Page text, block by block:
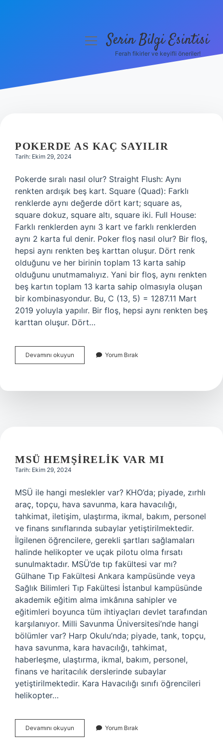
Hakkımızda
menüyüSerin Bilgi Esintisi
Ferah fikirler ve keyifli öneriler!
BILGI
ESINTISI
YAZILAR
POKERDE AS KAÇ SAYILIR
Tarih: Ekim 29, 2024
Pokerde sıralı nasıl olur? Straight Flush: Aynı
renkten ardışık beş kart. Square (Quad): Farklı
renklerde aynı değerde dört kart; square as,
square dokuz, square altı, square iki. Full House:
Farklı renklerden aynı 3 kart ve farklı renklerden
aynı 2 karta ful denir. Poker floş nasıl olur? Bir floş,
hepsi aynı renkten beş karttan oluşur. Dört renk
olduğunu ve her birinin toplam 13 karta sahip
olduğunu unutmamalıyız. Yani bir floş, aynı renkten
beş kartın toplam 13 karta sahip olmasıyla oluşan
bir kombinasyondur. Bu, C (13, 5) = 1287.11 Mart
2019 yoluyla yapılır. Bir floş, hepsi aynı renkten beş
karttan oluşur. Dört…
Devamını okuyun Pokerde
As
Yorum Bırak
MSÜ HEMŞIRELIK VAR MI
Tarih: Ekim 29, 2024
MSÜ ile hangi meslekler var? KHO’da; piyade, zırhlı
araç, topçu, hava savunma, kara havacılığı,
tahkimat, iletişim, ulaştırma, ikmal, bakım, personel
ve finans sınıflarında subaylar yetiştirilmektedir.
İlgilenen öğrencilere, gerekli şartları sağlamaları
halinde helikopter ve uçak pilotu olma fırsatı
sunulmaktadır. MSÜ’de tıp fakültesi var mı?
Gülhane Tıp Fakültesi Ankara kampüsünde veya
Sağlık Bilimleri Tıp Fakültesi İstanbul kampüsünde
akademik eğitim alma imkânına sahipler ve
eğitimleri boyunca tüm ihtiyaçları devlet tarafından
karşılanıyor. Milli Savunma Üniversitesi’nde hangi
bölümler var? Harp Okulu’nda; piyade, tank, topçu,
hava savunma, kara havacılığı, tahkimat,
haberleşme, ulaştırma, ikmal, bakım, personel,
finans ve haritacılık derslerinde subaylar
yetiştirilmektedir. Kara Havacılığı sınıfı öğrencileri
helikopter…
Devamını okuyun
Hemşirelik
Yorum Bırak